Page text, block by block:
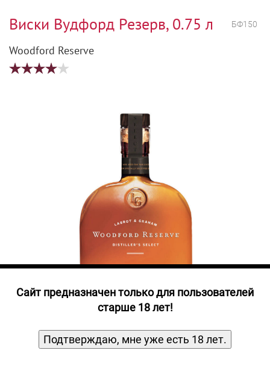
Бонусная система
Наша команда
关于我们
Виски и Бурбон
Пиво и слабоалк. напитки
Ликер
Продукты, Посуда, Аксессуары
Виски Вудфорд Резерв, 0.75 л БФ150
Woodford Reserve
Cайт предназначен только для пользователей
старше 18 лет!
Подтверждаю, мне уже есть 18 лет.